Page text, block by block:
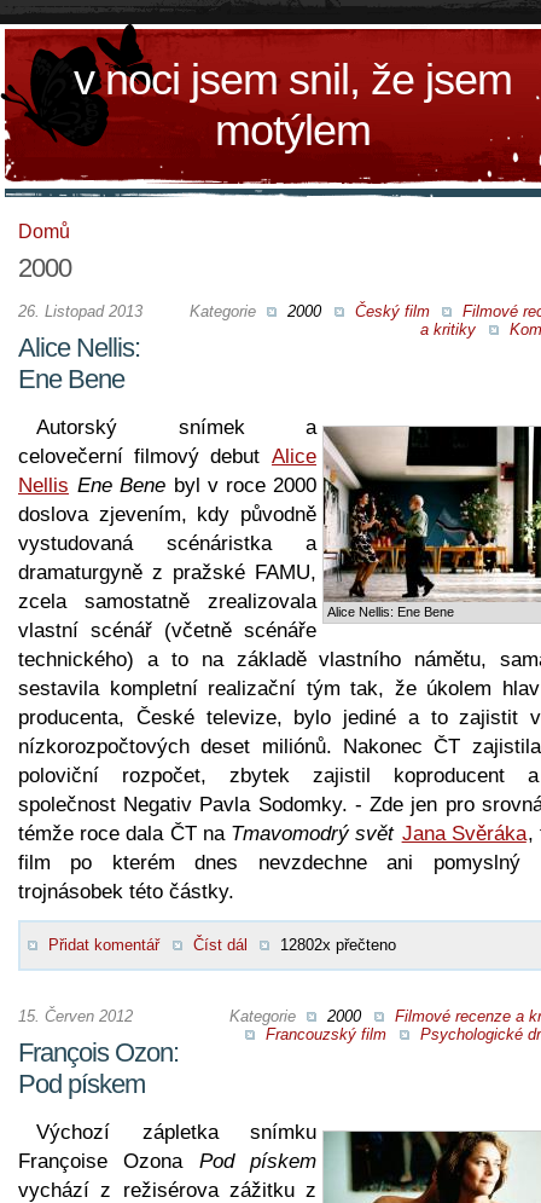
v noci jsem snil, že jsem
motýlem
Domů
2000
Kategorie 2000 Český film
Filmové
a kritiky
26. Listopad 2013
Alice Nellis:
Ene Bene
Alice Nellis: Ene Bene
Autorský snímek a
celovečerní filmový debut Alice
Nellis Ene Bene byl v roce 2000
doslova zjevením, kdy původně
vystudovaná scénáristka a
dramaturgyně z pražské FAMU,
zcela samostatně zrealizovala
vlastní scénář (včetně scénáře
technického) a to na základě vlastního námětu,
sestavila kompletní realizační tým tak, že úkolem
producenta, České televize, bylo jediné a to zajistit
nízkorozpočtových deset miliónů. Nakonec ČT
poloviční rozpočet, zbytek zajistil koproducent
společnost Negativ Pavla Sodomky. - Zde jen pro
témže roce dala ČT na Tmavomodrý svět Jana Svěráka,
film po kterém dnes nevzdechne ani pomyslný
trojnásobek této částky.
Přidat komentář Číst dál 12802x přečteno
Kategorie 2000
Filmové recenze a
Francouzský film
Psychologické
15. Červen 2012
François Ozon:
Pod pískem
Výchozí zápletka snímku
Françoise Ozona Pod pískem
vychází z režisérova zážitku z